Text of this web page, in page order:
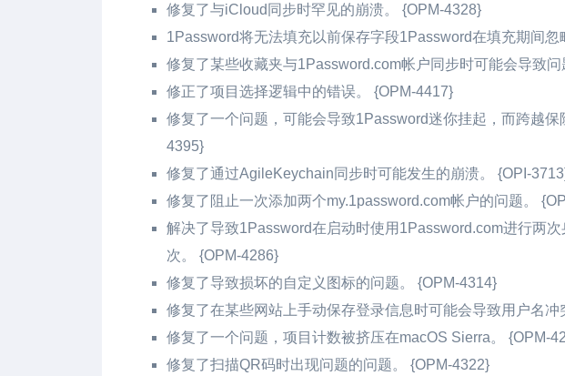
修复了与iCloud同步时罕见的崩溃。 {OPM-4328}
1Password将无法填充以前保存字段1Password在填充期间
修复了某些收藏夹与1Password.com帐户同步时可能会导致
修正了项目选择逻辑中的错误。 {OPM-4417}
修复了一个问题，可能会导致1Password迷你挂起，而跨越
4395}
修复了通过AgileKeychain同步时可能发生的崩溃。 {OPI-
修复了阻止一次添加两个my.1password.com帐户的问题。
解决了导致1Password在启动时使用1Password.com进行两
次。 {OPM-4286}
修复了导致损坏的自定义图标的问题。 {OPM-4314}
修复了在某些网站上手动保存登录信息时可能会导致用户名冲
修复了一个问题，项目计数被挤压在macOS Sierra。 {OPM-
修复了扫描QR码时出现问题的问题。 {OPM-4322}